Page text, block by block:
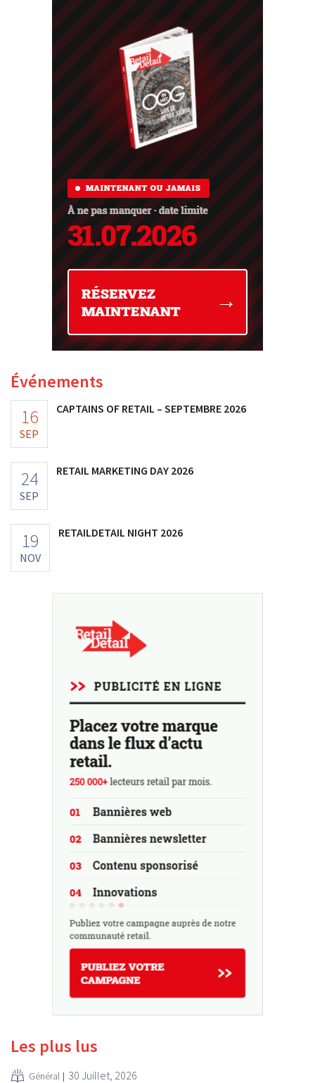
Événements
16
SEP
CAPTAINS OF RETAIL – SEPTEMBRE 2026
24
SEP
RETAIL MARKETING DAY 2026
19
NOV
RETAILDETAIL NIGHT 2026
Les plus lus
Général 30 Juillet, 2026